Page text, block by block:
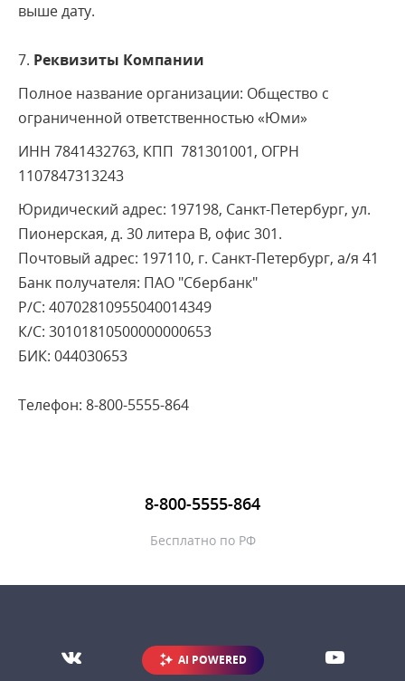
выше дату.
7. Реквизиты Компании
Полное название организации: Общество с
ограниченной ответственностью «Юми»
ИНН 7841432763, КПП 781301001, ОГРН
1107847313243
Юридический адрес: 197198, Санкт-Петербург, ул.
Пионерская, д. 30 литера В, офис 301.
Почтовый адрес: 197110, г. Санкт-Петербург, а/я 41
Банк получателя: ПАО "Сбербанк"
Р/С: 40702810955040014349
К/С: 30101810500000000653
БИК: 044030653
Телефон: 8-800-5555-864
8-800-5555-864
Бесплатно по РФ
AI POWERED